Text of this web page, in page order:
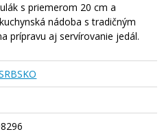
s priemerom 20 cm a
nádoba s tradičným
prípravu aj servírovanie jedál.